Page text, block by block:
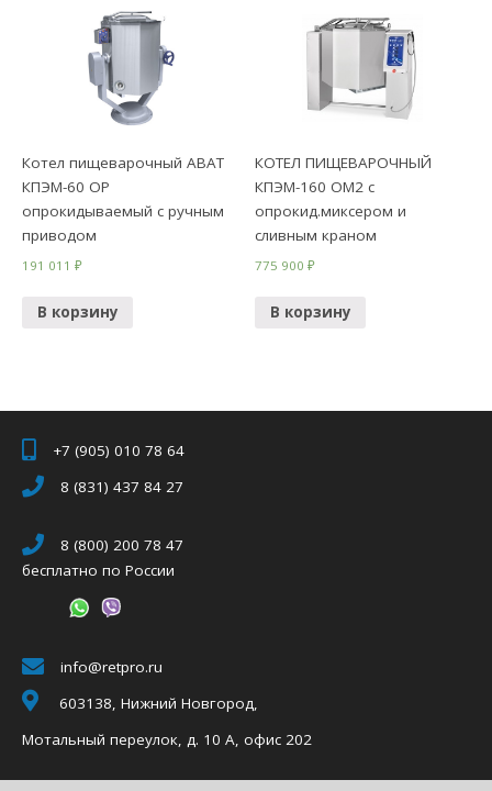
Котел пищеварочный ABAT
КПЭМ-60 ОР
опрокидываемый с ручным
приводом
191 011₽
В корзину
КОТЕЛ ПИЩЕВАРОЧНЫЙ
КПЭМ-160 ОМ2 с
опрокид.миксером и
сливным краном
775 900₽
В корзину
+7 (905) 010 78 64
8 (831) 437 84 27
8 (800) 200 78 47
бесплатно по России
info@retpro.ru
603138, Нижний Новгород,
Мотальный переулок, д. 10 А, офис 202